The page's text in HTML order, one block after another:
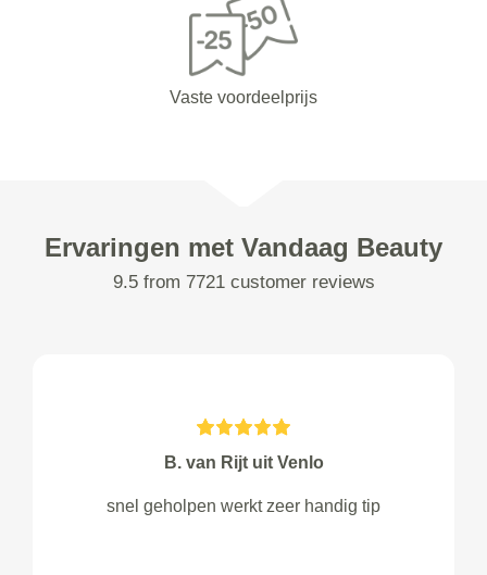
Vaste voordeelprijs
Ervaringen met Vandaag Beauty
9.5 from 7721 customer reviews
B. van Rijt uit Venlo
snel geholpen werkt zeer handig tip